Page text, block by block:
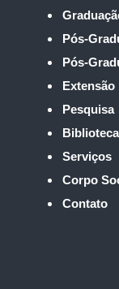
Pós-
Pós-
Extensão
Pesquisa
Biblioteca
Serviços
Corpo
Contato